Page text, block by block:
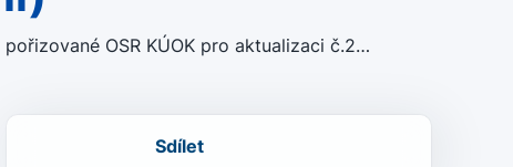
OSR KÚOK pro aktualizaci č.2…
Sdílet